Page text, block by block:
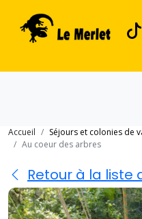
Accueil Séjours et colonies de
Au coeur des arbres
Retour à la liste